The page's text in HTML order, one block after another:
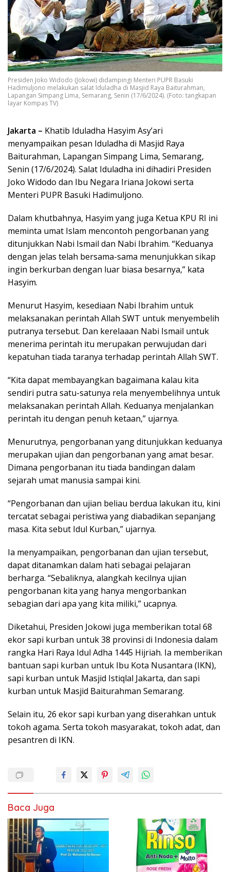
Presiden Joko Widodo (Jokowi) didampingi Menteri PUPR Basuki
Hadimuljono melakukan salat Iduladha di Masjid Raya Baiturahman,
Lapangan Simpang Lima, Semarang, Senin (17/6/2024). (Foto: tangkapan
layar Kompas TV)
Jakarta – Khatib Iduladha Hasyim Asy’ari
menyampaikan pesan Iduladha di Masjid Raya
Baiturahman, Lapangan Simpang Lima, Semarang,
Senin (17/6/2024). Salat Iduladha ini dihadiri Presiden
Joko Widodo dan Ibu Negara Iriana Jokowi serta
Menteri PUPR Basuki Hadimuljono.
Dalam khutbahnya, Hasyim yang juga Ketua KPU RI ini
meminta umat Islam mencontoh pengorbanan yang
ditunjukkan Nabi Ismail dan Nabi Ibrahim. “Keduanya
dengan jelas telah bersama-sama menunjukkan sikap
ingin berkurban dengan luar biasa besarnya,” kata
Hasyim.
Menurut Hasyim, kesediaan Nabi Ibrahim untuk
melaksanakan perintah Allah SWT untuk menyembelih
putranya tersebut. Dan kerelaaan Nabi Ismail untuk
menerima perintah itu merupakan perwujudan dari
kepatuhan tiada taranya terhadap perintah Allah SWT.
“Kita dapat membayangkan bagaimana kalau kita
sendiri putra satu-satunya rela menyembelihnya untuk
melaksanakan perintah Allah. Keduanya menjalankan
perintah itu dengan penuh ketaan,” ujarnya.
Menurutnya, pengorbanan yang ditunjukkan keduanya
merupakan ujian dan pengorbanan yang amat besar.
Dimana pengorbanan itu tiada bandingan dalam
sejarah umat manusia sampai kini.
“Pengorbanan dan ujian beliau berdua lakukan itu, kini
tercatat sebagai peristiwa yang diabadikan sepanjang
masa. Kita sebut Idul Kurban,” ujarnya.
Ia menyampaikan, pengorbanan dan ujian tersebut,
dapat ditanamkan dalam hati sebagai pelajaran
berharga. “Sebaliknya, alangkah kecilnya ujian
pengorbanan kita yang hanya mengorbankan
sebagian dari apa yang kita miliki,” ucapnya.
Diketahui, Presiden Jokowi juga memberikan total 68
ekor sapi kurban untuk 38 provinsi di Indonesia dalam
rangka Hari Raya Idul Adha 1445 Hijriah. Ia memberikan
bantuan sapi kurban untuk Ibu Kota Nusantara (IKN),
sapi kurban untuk Masjid Istiqlal Jakarta, dan sapi
kurban untuk Masjid Baiturahman Semarang.
Selain itu, 26 ekor sapi kurban yang diserahkan untuk
tokoh agama. Serta tokoh masyarakat, tokoh adat, dan
pesantren di IKN.
Baca Juga